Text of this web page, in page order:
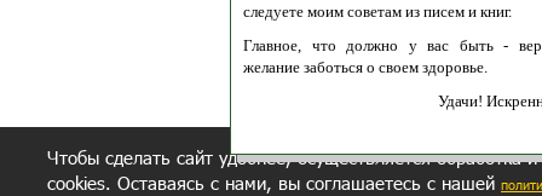
следуете моим советам из писем и книг.
Главное, что должно у вас быть -
желание заботься о своем здоровье.
Удачи!
Чтобы сделать сайт удобнее, осуществляется обработка
cookies. Оставаясь с нами, вы соглашаетесь с нашей